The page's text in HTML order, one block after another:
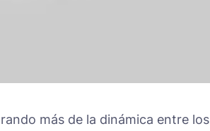
más de la dinámica entre los